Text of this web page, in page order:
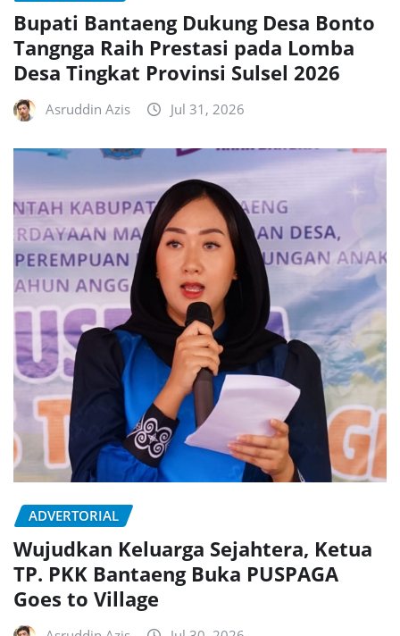
Bupati Bantaeng Dukung Desa Bonto
Tangnga Raih Prestasi pada Lomba
Desa Tingkat Provinsi Sulsel 2026
Asruddin Azis Jul 31, 2026
ADVERTORIAL
Wujudkan Keluarga Sejahtera, Ketua
TP. PKK Bantaeng Buka PUSPAGA
Goes to Village